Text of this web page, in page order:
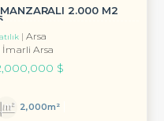
2.000 M2
Arsa
İmarli Arsa
$
2,000m²